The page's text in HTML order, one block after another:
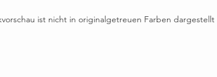
ist nicht in originalgetreuen Farben dargestellt